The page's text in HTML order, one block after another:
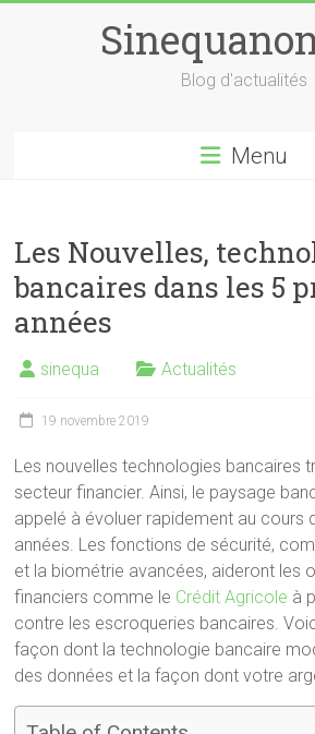
Blog d'actualités
Menu
Les Nouvelles,
bancaires dans les 5
années
sinequa Actualités
19 novembre 2019
Les nouvelles technologies bancaires
secteur financier. Ainsi, le paysage
appelé à évoluer rapidement au cours
années. Les fonctions de sécurité,
et la biométrie avancées, aideront les
financiers comme le Crédit Agricole à
contre les escroqueries bancaires.
façon dont la technologie bancaire
des données et la façon dont votre